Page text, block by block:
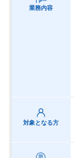
業務内容
対象となる方